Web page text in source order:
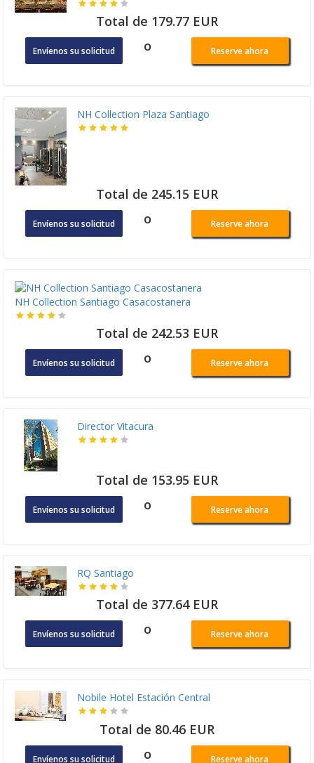
Total de 179.77 EUR
Envíenos su solicitud o Reserve ahora
NH Collection Plaza Santiago
Total de 245.15 EUR
Envíenos su solicitud o Reserve ahora
NH Collection Santiago Casacostanera
Total de 242.53 EUR
Envíenos su solicitud o Reserve ahora
Director Vitacura
Total de 153.95 EUR
Envíenos su solicitud o Reserve ahora
RQ Santiago
Total de 377.64 EUR
Envíenos su solicitud o Reserve ahora
Nobile Hotel Estación Central
Total de 80.46 EUR
Envíenos su solicitud o Reserve ahora